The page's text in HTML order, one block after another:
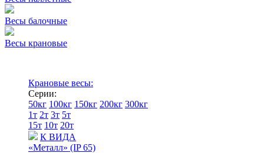
Весы балочные
Весы крановые
Крановые весы:
Серии:
50кг 100кг 150кг 200кг 300кг
1т 2т 3т 5т
15т 10т 20т
К ВИДА
«Металл» (IP 65)